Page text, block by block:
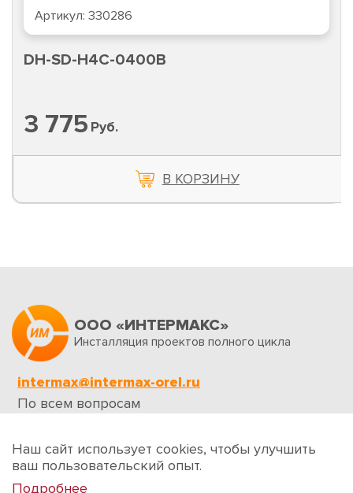
Артикул: 330286
DH-SD-H4C-0400B
3 775 Руб.
В КОРЗИНУ
ООО «ИНТЕРМАКС»
Инсталляция проектов полного цикла
intermax@intermax-orel.ru
По всем вопросам
Обратная связь
Наш сайт использует cookies, чтобы улучшить
ваш пользовательский опыт.
Подробнее